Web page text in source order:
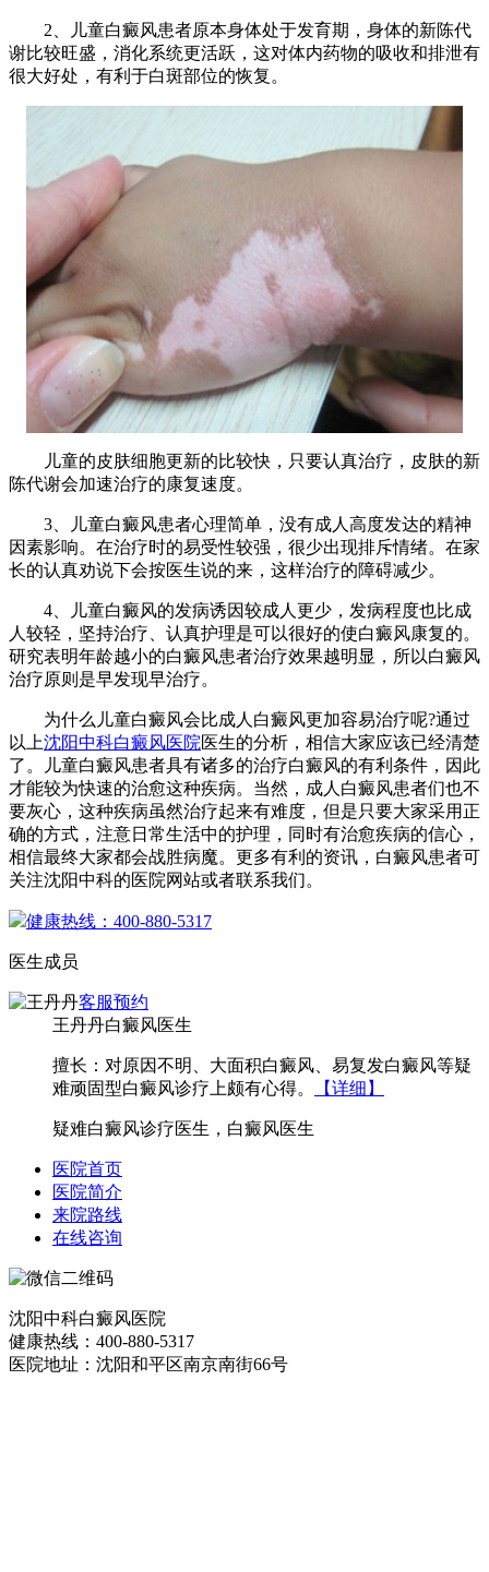
2、儿童白癜风患者原本身体处于发育期，身体的新陈代
谢比较旺盛，消化系统更活跃，这对体内药物的吸收和排泄有
很大好处，有利于白斑部位的恢复。
儿童的皮肤细胞更新的比较快，只要认真治疗，皮肤的新
陈代谢会加速治疗的康复速度。
3、儿童白癜风患者心理简单，没有成人高度发达的精神
因素影响。在治疗时的易受性较强，很少出现排斥情绪。在家
长的认真劝说下会按医生说的来，这样治疗的障碍减少。
4、儿童白癜风的发病诱因较成人更少，发病程度也比成
人较轻，坚持治疗、认真护理是可以很好的使白癜风康复的。
研究表明年龄越小的白癜风患者治疗效果越明显，所以白癜风
治疗原则是早发现早治疗。
为什么儿童白癜风会比成人白癜风更加容易治疗呢?通过
以上沈阳中科白癜风医院医生的分析，相信大家应该已经清楚
了。儿童白癜风患者具有诸多的治疗白癜风的有利条件，因此
才能较为快速的治愈这种疾病。当然，成人白癜风患者们也不
要灰心，这种疾病虽然治疗起来有难度，但是只要大家采用正
确的方式，注意日常生活中的护理，同时有治愈疾病的信心，
相信最终大家都会战胜病魔。更多有利的资讯，白癜风患者可
关注沈阳中科的医院网站或者联系我们。
健康热线：400-880-5317
医生成员
客服预约
王丹丹白癜风医生
擅长：对原因不明、大面积白癜风、易复发白癜风等疑
难顽固型白癜风诊疗上颇有心得。
【详细】
疑难白癜风诊疗医生，白癜风医生
医院首页
医院简介
来院路线
在线咨询
沈阳中科白癜风医院
健康热线：400-880-5317
医院地址：沈阳和平区南京南街66号